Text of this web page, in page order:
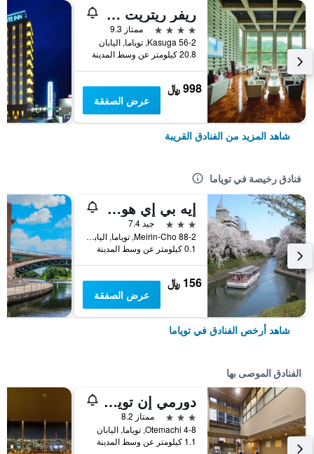
ريفر ريتريت جاراكو
4 نجوم
ممتاز 9.3
56-2 Kasuga, توياما, اليابان
20.8 كيلومتر عن وسط المدينة
998 ﷼
عرض الصفقة
شاهد المزيد من الفنادق القريبة
فنادق رخيصة في توياما
إيه بي إي هوتل توياما إكيماي
3 نجوم
جيد 7.4
88-2 Meirin-Cho, توياما, اليابان
0.1 كيلومتر عن وسط المدينة
156 ﷼
عرض الصفقة
شاهد أرخص الفنادق في توياما
الفنادق الموصى بها
دورمي إن توياما ناتشورال هوت سبرينج
3 نجوم
ممتاز 8.2
4-8 Otemachi, توياما, اليابان
1.1 كيلومتر عن وسط المدينة